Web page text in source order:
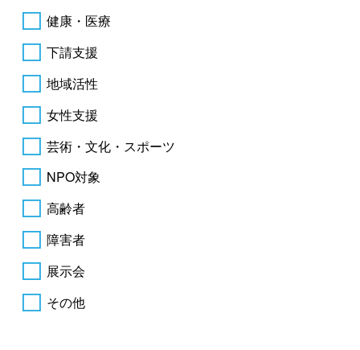
健康・医療
下請支援
地域活性
女性支援
芸術・文化・スポーツ
NPO対象
高齢者
障害者
展示会
その他